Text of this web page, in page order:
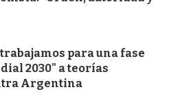
para una fase
2030" a teorías
Argentina